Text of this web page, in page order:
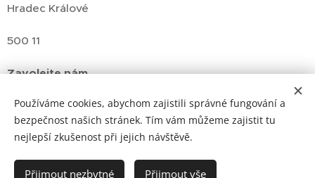
Hradec Králové
500 11
Zavolejte nám
E-mail
video@ivproduction.cz
Používáme cookies, abychom zajistili správné fungování a
bezpečnost našich stránek. Tím vám můžeme zajistit tu
nejlepší zkušenost při jejich návštěvě.
Přijmout nezbytné Přijmout vše